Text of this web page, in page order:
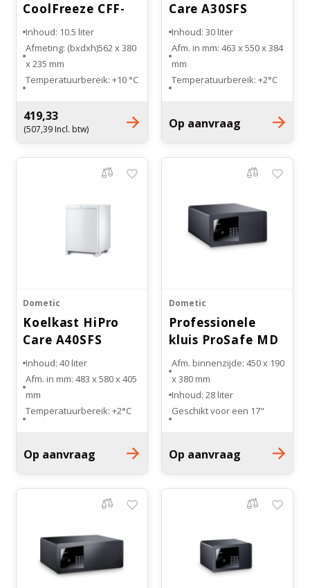
CoolFreeze CFF-
12
Inhoud: 10.5 liter
Afmeting: (bxdxh)562 x 380
x 235 mm
Temperatuurbereik: +10 °C
Koelsysteem: Compressor
koeling
Gewicht: 9,40 kilogram
419,33
(507,39 Incl. btw)
Care A30SFS
Vrijstaand
Inhoud: 30 liter
Afm. in mm: 463 x 550 x 384
mm
Temperatuurbereik: +2°C
Linksof rechts
scharnierend verkrijgbaar
Op aanvraag
Dometic
Koelkast HiPro
Care A40SFS
Vrijstaand
Inhoud: 40 liter
Afm. in mm: 483 x 580 x 405
mm
Temperatuurbereik: +2°C
Linksof rechts
scharnierend verkrijgbaar
Op aanvraag
Dometic
Professionele
kluis ProSafe MD
383
Afm. binnenzijde: 450 x 190
x 380 mm
Inhoud: 28 liter
Geschikt voor een 17"
Op aanvraag